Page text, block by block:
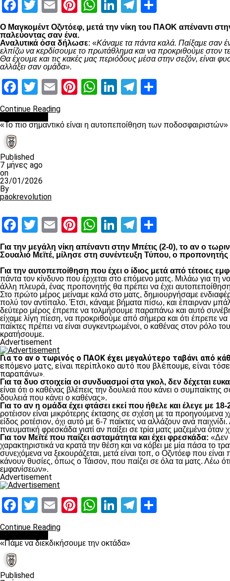
Facebook
Twitter
EmailPinterest
WhatsApp
LinkedIn
Telegram
Ο Μαγκομέντ Οζντόεφ, μετά την νίκη του ΠΑΟΚ απέναντι
παλεύοντας σαν ένα.
Αναλυτικά όσα δήλωσε: «Κάναμε τα πάντα καλά. Παίξαμε σαν
ελπίζω να κερδίσουμε το πρωτάθλημα και να προκριθούμε στον
Θα έχουμε και τις κακές μας περιόδους μέσα στην σεζόν, είναι
αλλάξει σαν ομάδα».
Facebook
Twitter
EmailPinterest
WhatsApp
LinkedIn
Telegram
Continue Reading
«Το πιο σημαντικό είναι η αυτοπεποίθηση των ποδοσφαιριστών»
Published
7 μήνες ago
on
23/01/2026
By
paokrevolution
Facebook
Twitter
EmailPinterest
WhatsApp
LinkedIn
Telegram
Για την μεγάλη νίκη απέναντι στην Μπέτις (2-0), το αν ο
Σουαλιό Μεϊτέ, μίλησε στη συνέντευξη Τύπου, ο
Για την αυτοπεποίθηση που έχει ο ίδιος μετά από τέτοιες
πάντα τον κίνδυνο που έρχεται στο επόμενο ματς. Μιλάω για τη
άλλη πλευρά, ένας προπονητής θα πρέπει να έχει
Στο πρώτο μέρος μείναμε καλά στο ματς, δημιουργήσαμε
πολύ τον αντίπαλο. Έτσι, κάναμε βήματα πίσω, και έπαιρναν
δεύτερο μέρος έπρεπε να τολμήσουμε παραπάνω και αυτό
είχαμε λίγη πίεση, να προκριθούμε από σήμερα και ότι έπρεπε
παίκτες πρέπει να είναι συγκεντρωμένοι, ο καθένας στον ρόλο
κρατήσουμε.
Advertisement
Για το αν ο τωρινός ο ΠΑΟΚ έχει μεγαλύτερο ταβάνι από
επόμενο ματς, είναι περίπλοκο αυτό που βλέπουμε, είναι
παραπάνω».
Για τα δυο στοιχεία οι συνδυασμοί στα γκολ, δεν δέχεται
είναι ότι ο καθένας βλέπεις την δουλειά που κάνει ο
δουλειά που κάνει ο καθένας».
Για το αν η ομάδα έχει φτάσει εκεί που ήθελε και έλεγε με
ροτέισον είναι μικρότερης έκτασης σε σχέση με τα προηγούμενα
είδος ροτέσιον, όχι αυτό με 6-7 παίκτες να αλλάζουν ανά
πνευματική φρεσκάδα γιατί αν παίξει σε τρία ματς μαζεμένα όταν
Για τον Μεϊτέ που παίζει ασταμάτητα και έχει φρεσκάδα: «Δεν
χαρακτηριστικά να κρατά την θέση και να κόβει με μία πάσα το
συνεχόμενα να ξεκουράζεται, μετά είναι τοπ, ο Οζντόεφ που
κάνουν θυσίες, όπως ο Τάισον, που παίζει σε όλα τα ματς. Λέω
εμφανίσεων».
Advertisement
Facebook
Twitter
EmailPinterest
WhatsApp
LinkedIn
Telegram
Continue Reading
«Πάμε να διεκδικήσουμε την οκτάδα»
Published